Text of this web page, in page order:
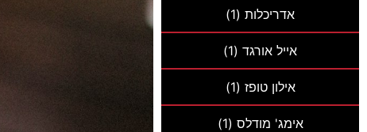
אדריכלות(1)
אייל אורגד(1)
אילון טופז (1)
אימג' מודלס (1)